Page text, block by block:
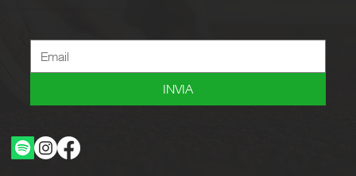
INVIA